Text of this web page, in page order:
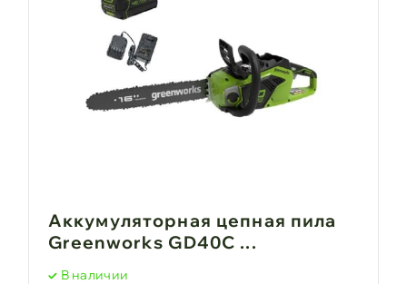
Аккумуляторная цепная пила
Greenworks GD40C ...
В наличии